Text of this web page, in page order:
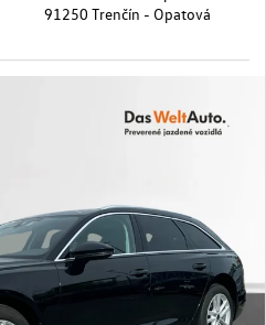
91250 Trenčín - Opatová